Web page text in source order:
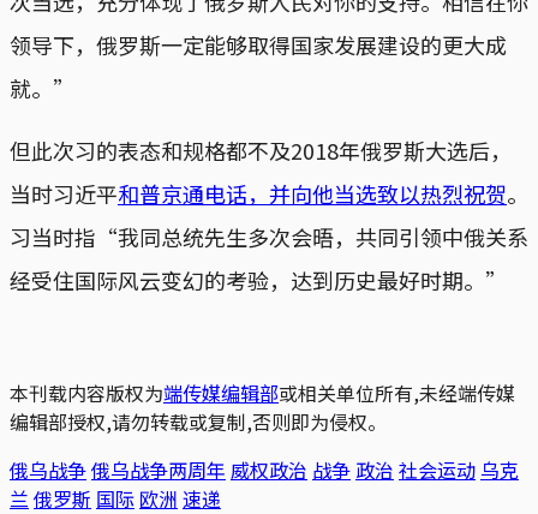
领导下，俄罗斯一定能够取得国家发展建设的更大成
就。”
但此次习的表态和规格都不及2018年俄罗斯大选后，
当时习近平和普京通电话，并向他当选致以热烈祝贺。
习当时指“我同总统先生多次会晤，共同引领中俄关系
经受住国际风云变幻的考验，达到历史最好时期。”
本刊载内容版权为端传媒编辑部或相关单位所有,未经端传媒
编辑部授权,请勿转载或复制,否则即为侵权。
俄乌战争俄乌战争两周年 威权政治 战争 政治 社会运动乌克
兰 俄罗斯 国际 欧洲 速递